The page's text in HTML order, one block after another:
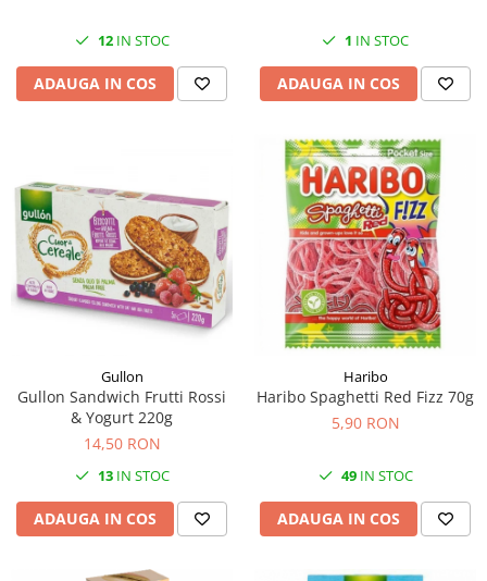
12IN STOC
ADAUGA IN COS
1 IN STOC
ADAUGA IN COS
Gullon
Gullon Sandwich Frutti Rossi
& Yogurt 220g
14,50 RON
13IN STOC
ADAUGA IN COS
Haribo
Haribo Spaghetti Red Fizz 70g
5,90 RON
49IN STOC
ADAUGA IN COS